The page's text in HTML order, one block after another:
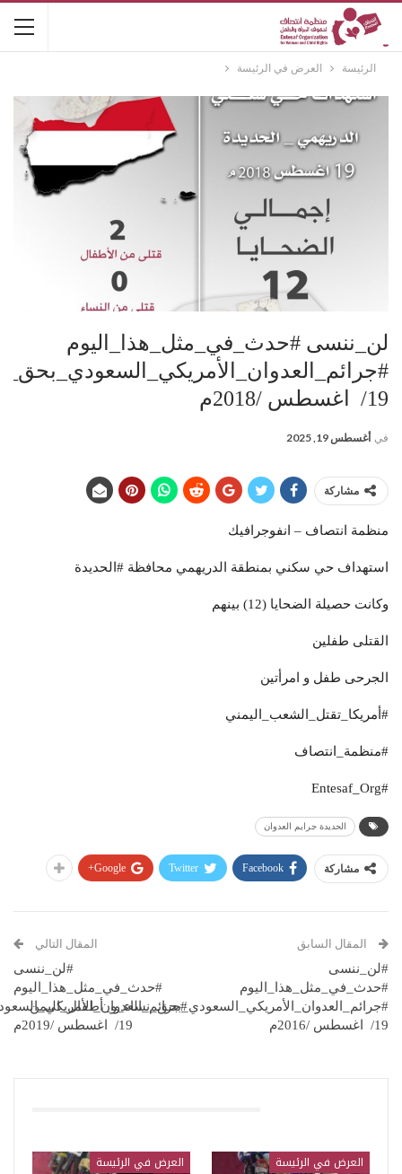
الرئيسة العرض في الرئيسة
لن_ننسى #حدث_في_مثل_هذا_اليوم
19/ اغسطس /2018م
في أغسطس 19, 2025
مشاركة
منظمة انتصاف – انفوجرافيك
استهداف حي سكني بمنطقة الدريهمي محافظة #الحديدة
وكانت حصيلة الضحايا (12) بينهم
القتلى طفلين
الجرحى طفل و امرأتين
#أمريكا_تقتل_الشعب_اليمني
#منظمة_انتصاف
#Entesaf_Org
الحديدة جرايم العدوان
مشاركة Facebook
Twitter
Google+
المقال السابق
#لن_ننسى
#حدث_في_مثل_هذا_اليوم
#جرائم_العدوان_الأمريكي_السعودي_بحق_نساء_و_أطفال_اليمن
19/ اغسطس /2016م
المقال التالي
#لن_ننسى
#حدث_في_مثل_هذا_اليوم
19/ اغسطس /2019م
العرض في الرئيسة العرض في الرئيسة